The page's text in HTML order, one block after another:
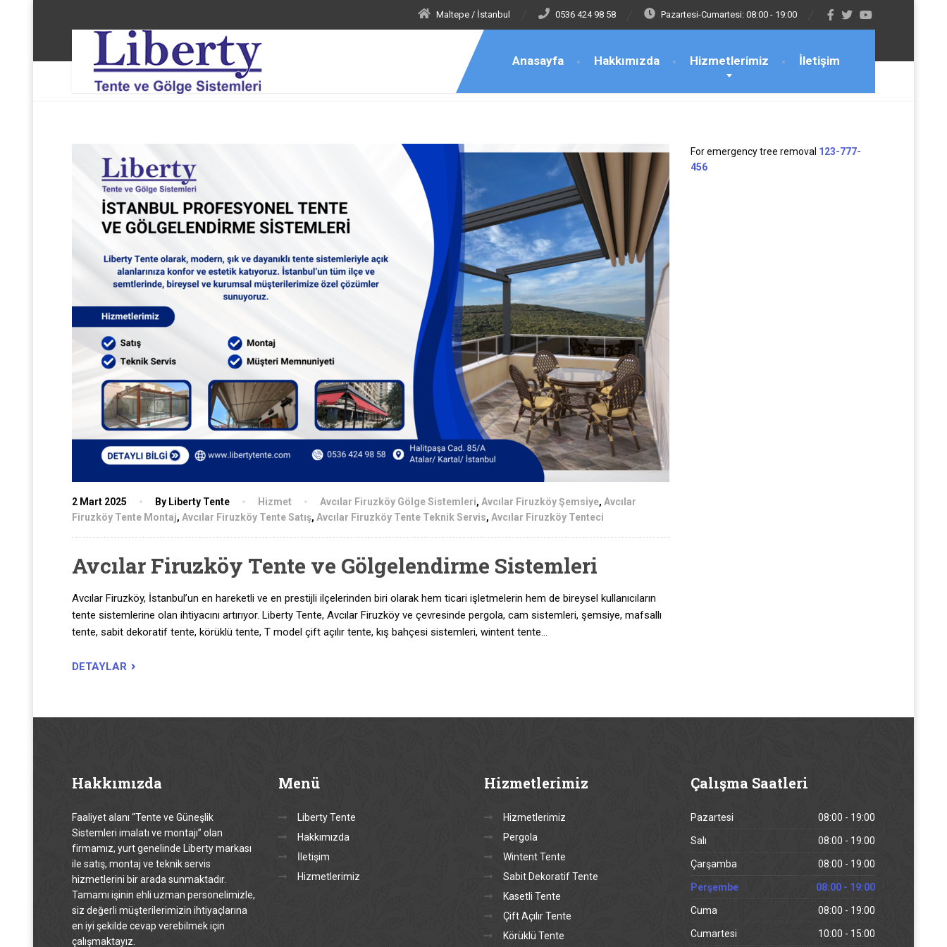
Maltepe / İstanbul 0536 424 98 58 Pazartesi-Cumartesi: 08:00 - 19:00
Anasayfa Hakkımızda Hizmetlerimiz İletişim
Liberty Tente ve Gölge Sistemleri Avcılar Firuzköy Tente Satış
2 Mart 2025 By Liberty Tente Hizmet Avcılar Firuzköy Gölge Sistemleri, Avcılar Firuzköy Şemsiye, Avcılar
Firuzköy Tente Montaj, Avcılar Firuzköy Tente Satış, Avcılar Firuzköy Tente Teknik Servis, Avcılar Firuzköy Tenteci
Avcılar Firuzköy Tente ve Gölgelendirme Sistemleri
Avcılar Firuzköy, İstanbul’un en hareketli ve en prestijli ilçelerinden biri olarak hem ticari işletmelerin hem de bireysel kullanıcıların
tente sistemlerine olan ihtiyacını artırıyor. Liberty Tente, Avcılar Firuzköy ve çevresinde pergola, cam sistemleri, şemsiye, mafsallı
tente, sabit dekoratif tente, körüklü tente, T model çift açılır tente, kış bahçesi sistemleri, wintent tente…
DETAYLAR
For emergency tree removal 123-777-
456
Hakkımızda
Faaliyet alanı “Tente ve Güneşlik
Sistemleri imalatı ve montajı” olan
firmamız, yurt genelinde Liberty markası
ile satış, montaj ve teknik servis
hizmetlerini bir arada sunmaktadır.
Tamamı işinin ehli uzman personelimizle,
siz değerli müşterilerimizin ihtiyaçlarına
en iyi şekilde cevap verebilmek için
çalışmaktayız.
Menü
Liberty Tente
Hakkımızda
İletişim
Hizmetlerimiz
Hizmetlerimiz
Hizmetlerimiz
Pergola
Wintent Tente
Sabit Dekoratif Tente
Kasetli Tente
Çift Açılır Tente
Körüklü Tente
Çalışma Saatleri
Pazartesi 08:00 - 19:00
Salı 08:00 - 19:00
Çarşamba 08:00 - 19:00
Perşembe 08:00 - 19:00
Cuma 08:00 - 19:00
Cumartesi 10:00 - 15:00